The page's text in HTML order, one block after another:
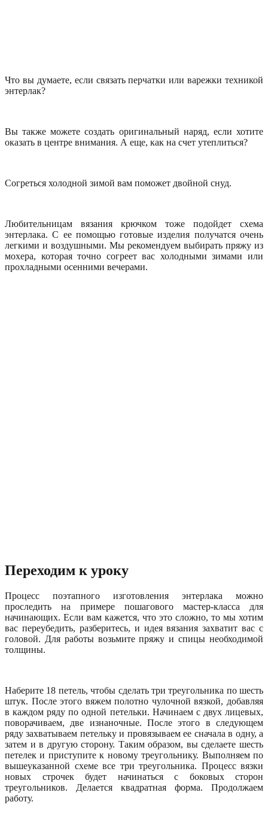
Что вы думаете, если связать перчатки или варежки техникой
энтерлак?
Вы также можете создать оригинальный наряд, если хотите
оказать в центре внимания. А еще, как на счет утеплиться?
Согреться холодной зимой вам поможет двойной снуд.
Любительницам вязания крючком тоже подойдет схема
энтерлака. С ее помощью готовые изделия получатся очень
легкими и воздушными. Мы рекомендуем выбирать пряжу из
мохера, которая точно согреет вас холодными зимами или
прохладными осенними вечерами.
Переходим к уроку
Процесс поэтапного изготовления энтерлака можно
проследить на примере пошагового мастер-класса для
начинающих. Если вам кажется, что это сложно, то мы хотим
вас переубедить, разберитесь, и идея вязания захватит вас с
головой. Для работы возьмите пряжу и спицы необходимой
толщины.
Наберите 18 петель, чтобы сделать три треугольника по шесть
штук. После этого вяжем полотно чулочной вязкой, добавляя
в каждом ряду по одной петельки. Начинаем с двух лицевых,
поворачиваем, две изнаночные. После этого в следующем
ряду захватываем петельку и провязываем ее сначала в одну, а
затем и в другую сторону. Таким образом, вы сделаете шесть
петелек и приступите к новому треугольнику. Выполняем по
вышеуказанной схеме все три треугольника. Процесс вязки
новых строчек будет начинаться с боковых сторон
треугольников. Делается квадратная форма. Продолжаем
работу.